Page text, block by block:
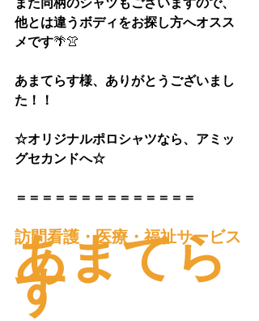
また同柄のシャツもございますので、
他とは違うボディをお探し方へオスス
メです🌴👚
あまてらす様、ありがとうございまし
た！！
☆オリジナルポロシャツなら、アミッ
グセカンドへ☆
＝＝＝＝＝＝＝＝＝＝＝＝＝＝
訪問看護・医療・福祉サービス
あまてら
す